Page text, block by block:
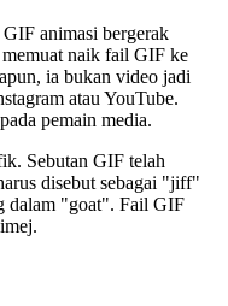
animasi bergerak
naik fail GIF ke
ia bukan video jadi
atau YouTube.
pemain media.
Sebutan GIF telah
disebut sebagai "jiff"
dalam "goat". Fail GIF